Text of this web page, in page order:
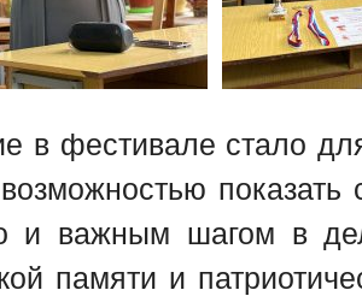
в фестивале стало
показать
и важным шагом в
памяти и